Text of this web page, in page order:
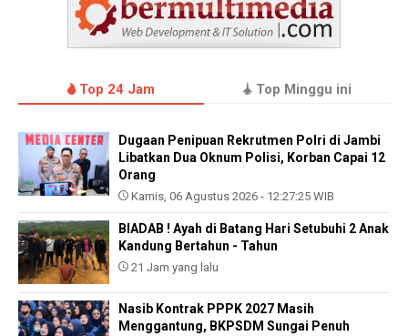
Top 24 Jam Top Minggu ini
Dugaan Penipuan Rekrutmen Polri di Jambi
Libatkan Dua Oknum Polisi, Korban Capai 12
Orang
Kamis, 06 Agustus 2026 - 12:27:25 WIB
BIADAB ! Ayah di Batang Hari Setubuhi 2 Anak
Kandung Bertahun - Tahun
21 Jam yang lalu
Nasib Kontrak PPPK 2027 Masih
Menggantung, BKPSDM Sungai Penuh